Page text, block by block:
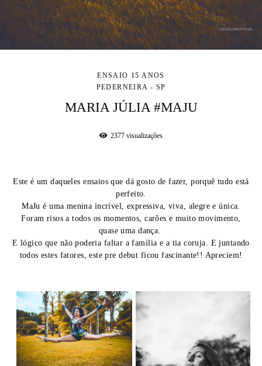
ENSAIO 15 ANOS
PEDERNEIRA - SP
MARIA JÚLIA #MAJU
2377 visualizações
Este é um daqueles ensaios que dá gosto de fazer, porquê tudo está
perfeito.
MaJu é uma menina incrível, expressiva, viva, alegre e única.
Foram risos a todos os momentos, carões e muito movimento,
quase uma dança.
E lógico que não poderia faltar a família e a tia coruja. E juntando
todos estes fatores, este pre debut ficou fascinante!! Apreciem!